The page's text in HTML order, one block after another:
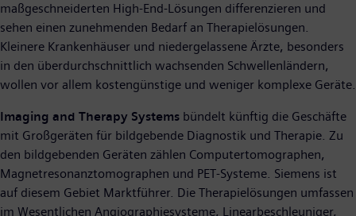
maßgeschneiderten High-End-Lösungen differenzieren und
sehen einen zunehmenden Bedarf an Therapielösungen.
Kleinere Krankenhäuser und niedergelassene Ärzte, besonders
in den überdurchschnittlich wachsenden Schwellenländern,
wollen vor allem kostengünstige und weniger komplexe Geräte.
Imaging and Therapy Systems bündelt künftig die Geschäfte
mit Großgeräten für bildgebende Diagnostik und Therapie. Zu
den bildgebenden Geräten zählen Computertomographen,
Magnetresonanztomographen und PET-Systeme. Siemens ist
auf diesem Gebiet Marktführer. Die Therapielösungen umfassen
im Wesentlichen Angiographiesysteme, Linearbeschleuniger,